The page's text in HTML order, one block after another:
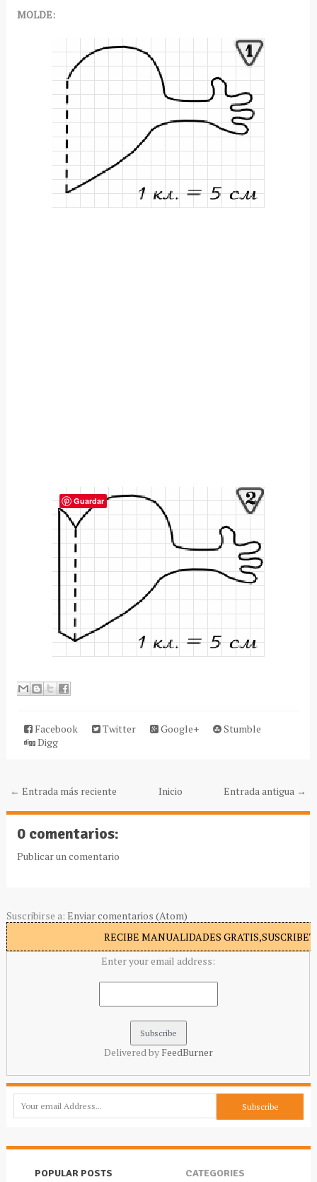
MOLDE:
Facebook Twitter Google+
Stumble
Digg
← Entrada más reciente Entrada antigua →
Inicio
0 comentarios:
Publicar un comentario
Suscribirse a: Enviar comentarios (Atom)
RECIBE MANUALIDADES
Enter your email address:
Delivered by FeedBurner
POPULAR POSTS CATEGORIES
Guardar